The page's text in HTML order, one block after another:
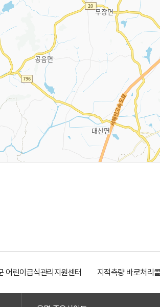
어린이급식관리지원센터 지적측량 바로처리